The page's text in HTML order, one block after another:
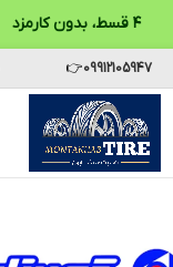
۴ قسط، بدون کارمزد
بدون ضامن، بدون سود
خرید قسطی با ترب‌پی
09912105947
👉